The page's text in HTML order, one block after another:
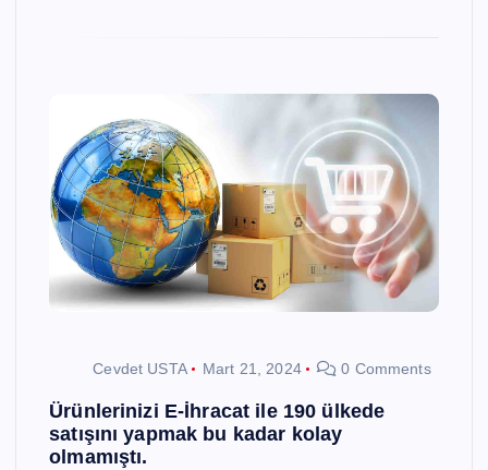
Cevdet USTA Mart 21, 2024 0 Comments
Ürünlerinizi E-İhracat ile 190 ülkede
satışını yapmak bu kadar kolay
olmamıştı.